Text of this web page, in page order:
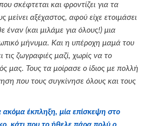
σκέφτεται και φροντίζει για τα
μείνει αξέχαστος, αφού είχε ετοιμάσει
έναν (και μιλάμε για όλους!) μια
μήνυμα. Και η υπέροχη μαμά του
τις ζωγραφιές μαζί, χωρίς να το
μας. Τους τα μοίρασε ο ίδιος με πολλή
που τους συγκίνησε όλους και τους
ακόμα έκπληξη, μία επίσκεψη στο